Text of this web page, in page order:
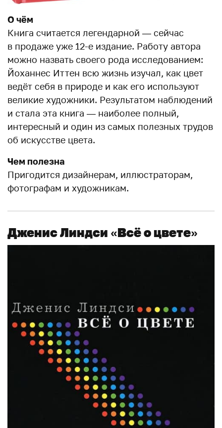
О чём
Книга считается легендарной — сейчас
в продаже уже 12-е издание. Работу автора
можно назвать своего рода исследованием:
Йоханнес Иттен всю жизнь изучал, как цвет
ведёт себя в природе и как его используют
великие художники. Результатом наблюдений
и стала эта книга — наиболее полный,
интересный и один из самых полезных трудов
об искусстве цвета.
Чем полезна
Пригодится дизайнерам, иллюстраторам,
фотографам и художникам.
Дженис Линдси «Всё о цвете»